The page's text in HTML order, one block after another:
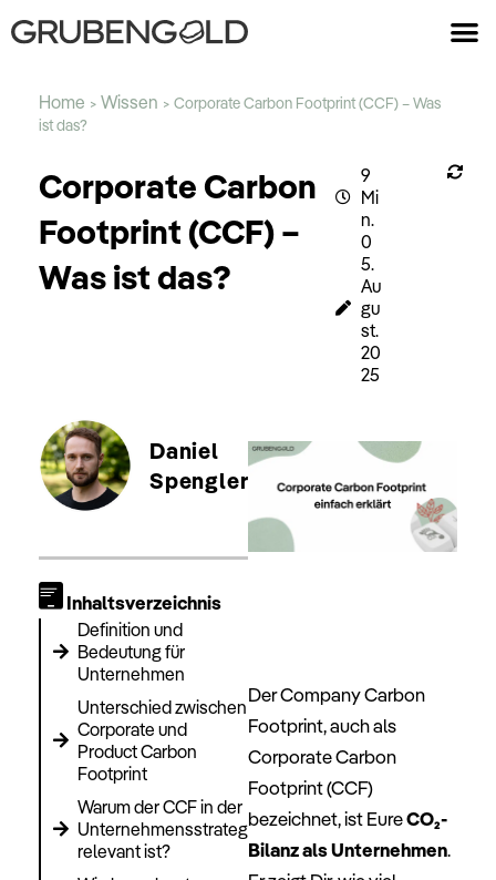
Home > Wissen > Corporate Carbon Footprint (CCF) – Was
ist das?
Corporate Carbon
Footprint (CCF) –
Was ist das?
9
Mi
n.
0
5.
Au
gu
st.
20
25
Daniel
Spengler
Inhaltsverzeichnis
Definition und
Bedeutung für
Unternehmen
Unterschied zwischen
Corporate und
Product Carbon
Footprint
Warum der CCF in der
Unternehmensstrategie
relevant ist?
Der Company Carbon
Footprint, auch als
Corporate Carbon
Footprint (CCF)
bezeichnet, ist EureCO₂-
Bilanz als Unternehmen.